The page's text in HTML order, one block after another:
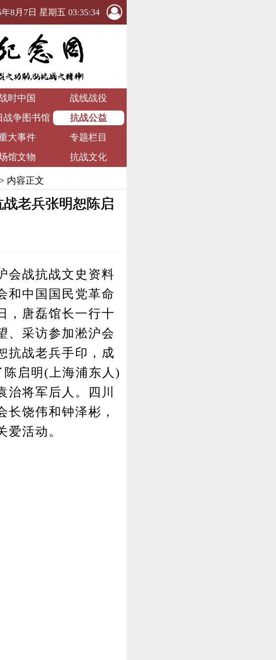
年8月7日 星期五 03:35:35
时中国
战线战役
战争图书馆
抗战公益
大事件
专题栏目
馆文物 抗战文化
> 内容正文
战老兵张明恕陈启
战抗战文史资料
和中国国民党革命
，唐磊馆长一行十
、采访参加淞沪会
抗战老兵手印，成
启明(上海浦东人)
将军后人。四川
饶伟和钟泽彬，
爱活动。